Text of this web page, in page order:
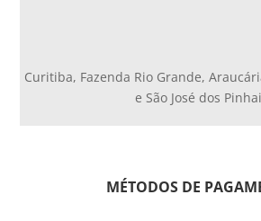
Curitiba, Fazenda Rio Grande,
e São José dos
MÉTODOS DE